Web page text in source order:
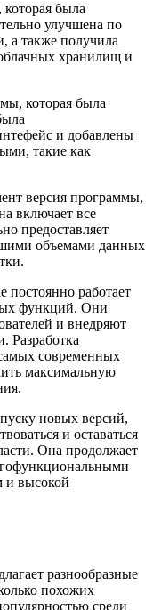
была
улучшена по
а также получила
хранилищ и
которая была
и добавлены
такие как
версия программы,
включает все
предоставляет
объемами данных
постоянно работает
функций. Они
и внедряют
Разработка
современных
максимальную
новых версий,
и оставаться
Она продолжает
и высокой
разнообразные
похожих
среди